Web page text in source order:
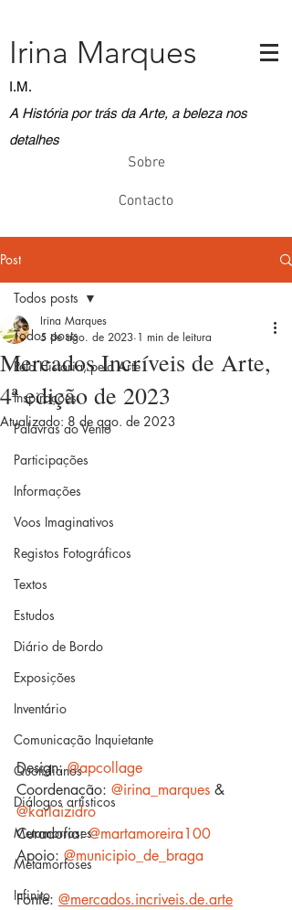
A História por trás da Arte, a beleza nos
detalhes
Irina Marques
I.M.
Sobre
Contacto
Post
Todos posts
Pela História, pela Arte
Inspirações
Palavras ao Vento
Participações
Informações
Voos Imaginativos
Registos Fotográficos
Textos
Estudos
Diário de Bordo
Exposições
Inventário
Comunicação Inquietante
Quotidianos
Diálogos artísticos
Metamorfoses
Metamorfoses
Infinito
Todos posts
Mercados Incríveis de Arte,
4ª edição de 2023
Irina Marques
5 de ago. de 2023 1 min de leitura
Atualizado: 8 de ago. de 2023
Design: @apcollage
Coordenação: @irina_marques &
@karlaizidro
Curadoria: @martamoreira100
Apoio: @municipio_de_braga
Fonte: @mercados.incriveis.de.arte